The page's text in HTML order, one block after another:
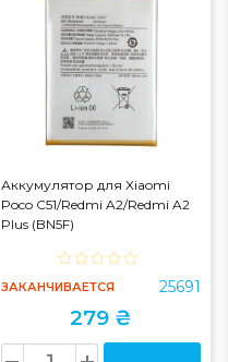
Аккумулятор для Xiaomi
Poco C51/Redmi A2/Redmi A2
Plus (BN5F)
ЗАКАНЧИВАЕТСЯ 25691
279 ₴